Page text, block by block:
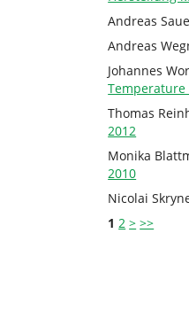
Andreas
Andreas
Johannes
Thomas
2012
Monika
2010
Nicolai
1 2 > >>